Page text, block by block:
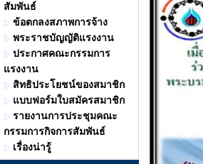
สัมพันธ์
ข้อตกลงสภาพการจ้าง
พระราชบัญญัติแรงงาน
ประกาศคณะกรรมการ
แรงงาน
สิทธิประโยชน์ของสมาชิก
แบบฟอร์มใบสมัครสมาชิก
รายงานการประชุมคณะ
กรรมการกิจการสัมพันธ์
เรื่องน่ารู้